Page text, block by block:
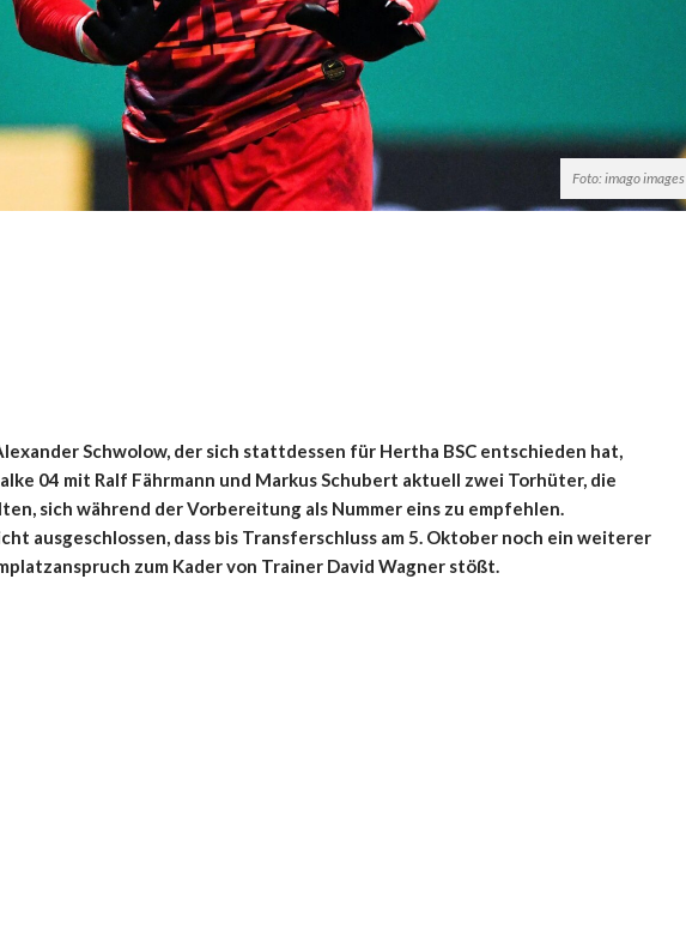
Foto: imago images
Schwolow, der sich stattdessen für Hertha BSC entschieden hat,
04 mit Ralf Fährmann und Markus Schubert aktuell zwei Torhüter, die
sich während der Vorbereitung als Nummer eins zu empfehlen.
ausgeschlossen, dass bis Transferschluss am 5. Oktober noch ein weiterer
zum Kader von Trainer David Wagner stößt.